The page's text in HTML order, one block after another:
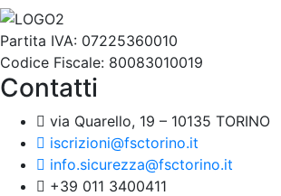
Partita IVA: 07225360010
Codice Fiscale: 80083010019
Contatti
via Quarello, 19 – 10135 TORINO
iscrizioni@fsctorino.it
info.sicurezza@fsctorino.it
+39 011 3400411